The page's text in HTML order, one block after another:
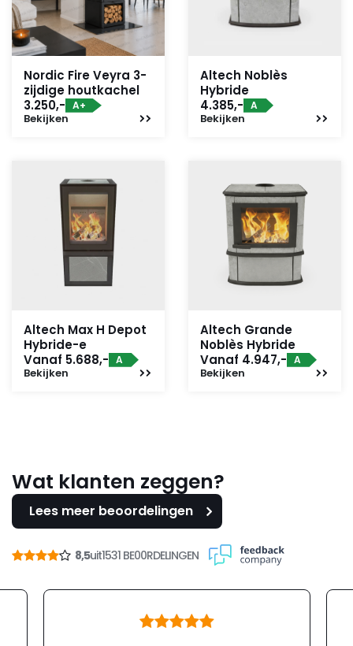
Nordic Fire Veyra 3-
zijdige houtkachel
3.250,- A+
Bekijken
Altech Noblès
Hybride
4.385,- A
Bekijken
Altech Max H Depot
Hybride-e
Vanaf 5.688,- A
Bekijken
Altech Grande
Noblès Hybride
Vanaf 4.947,- A
Bekijken
Wat klanten zeggen?
Lees meer beoordelingen
8,5uit1531 BE00RDELINGEN